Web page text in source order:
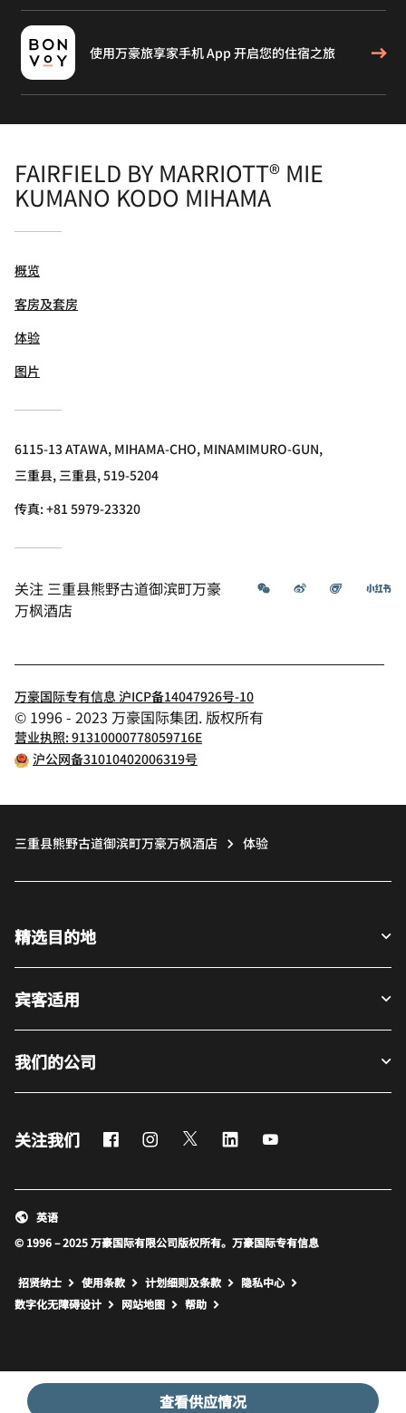
查看供应情况
使用万豪旅享家手机 App 开启您的住宿之旅
FAIRFIELD BY MARRIOTT® MIE
KUMANO KODO MIHAMA
概览
客房及套房
体验
图片
6115-13 ATAWA, MIHAMA-CHO, MINAMIMURO-GUN,
三重县, 三重县, 519-5204
传真:+81 5979-23320
关注 三重县熊野古道御滨町万豪
万枫酒店
微信 微博 飞猪
万豪国际专有信息 沪ICP备14047926号-10
© 1996 - 2023 万豪国际集团. 版权所有
营业执照: 91310000778059716E
沪公网备31010402006319号
三重县熊野古道御滨町万豪万枫酒店 体验
精选目的地
宾客适用
我们的公司
关注我们 FacebookInstagram
Twitter LinkedIn
© 1996 – 2025 万豪国际有限公司版权所有。万豪国际专有信息
英语
招贤纳士 使用条款 计划细则及条款
隐私中心
数字化无障碍设计
网站地图 打开新窗口
帮助